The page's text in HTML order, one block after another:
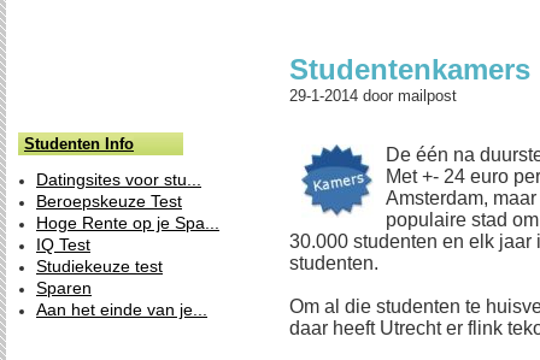
Studenten Info
Datingsites voor stu...
Beroepskeuze Test
Hoge Rente op je Spa...
IQ Test
Studiekeuze test
Sparen
Aan het einde van je...
29-1-2014 door mailpost
De één na
Met +- 24 euro
Amsterdam,
populaire stad
30.000 studenten en elk
studenten.
Om al die studenten te
daar heeft Utrecht er flink